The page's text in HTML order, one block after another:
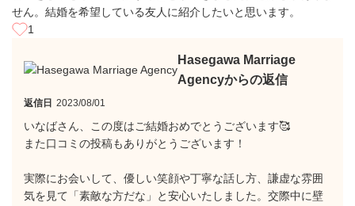
せん。結婚を希望している友人に紹介したいと思います。
1
Hasegawa Marriage
Agencyからの返信
返信日 2023/08/01
いなばさん、この度はご結婚おめでとうございます🥰
また口コミの投稿もありがとうございます！
実際にお会いして、優しい笑顔や丁寧な話し方、謙虚な雰囲
気を見て「素敵な方だな」と安心いたしました。交際中に壁